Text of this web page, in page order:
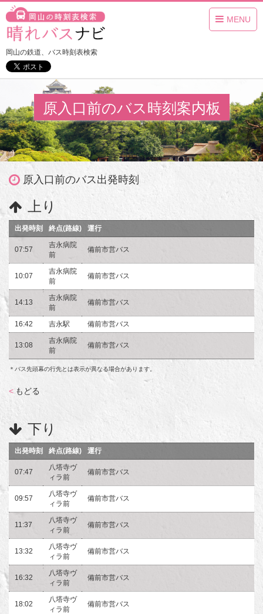
MENU
岡山の鉄道、バス時刻表検索
原入口前のバス時刻案内板
原入口前のバス出発時刻
上り
出発時刻 終点(路線) 運行
07:57
吉永病院
前
備前市営バス
10:07
吉永病院
前
備前市営バス
14:13
吉永病院
前
備前市営バス
16:42 吉永駅 備前市営バス
13:08
吉永病院
前
備前市営バス
＊バス先頭幕の行先とは表示が異なる場合があります。
< もどる
下り
出発時刻 終点(路線) 運行
07:47
八塔寺ヴ
ィラ前
備前市営バス
09:57
八塔寺ヴ
ィラ前
備前市営バス
11:37
八塔寺ヴ
ィラ前
備前市営バス
13:32
八塔寺ヴ
ィラ前
備前市営バス
16:32
八塔寺ヴ
ィラ前
備前市営バス
18:02
八塔寺ヴ
ィラ前
備前市営バス